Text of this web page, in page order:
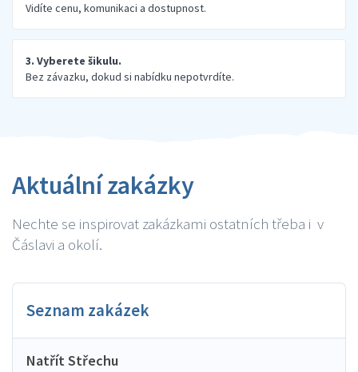
Vidíte cenu, komunikaci a dostupnost.
3. Vyberete šikulu.
Bez závazku, dokud si nabídku nepotvrdíte.
Aktuální zakázky
Nechte se inspirovat zakázkami ostatních třeba i v
Čáslavi a okolí.
Seznam zakázek
Natřít Střechu